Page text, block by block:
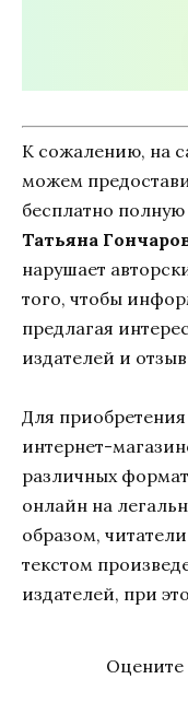
К сожалению, на
можем
бесплатно
Татьяна
нарушает
того, чтобы
предлагая
издателей и
Для
интернет-
различных
онлайн на
образом,
текстом
издателей, при
Оцените